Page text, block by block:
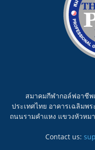
สมาคมกีฬากอล์ฟอาชีพ
ประเทศไทย อาคารเฉลิมพ
ถนนรามคำแหง แขวงหัวหม
Contact us: